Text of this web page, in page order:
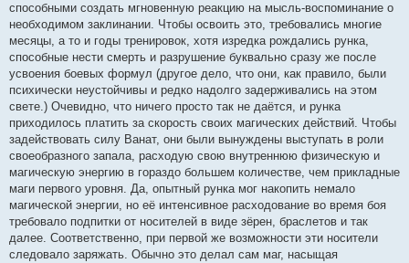
способными создать мгновенную реакцию на мысль-воспоминание о
необходимом заклинании. Чтобы освоить это, требовались многие
месяцы, а то и годы тренировок, хотя изредка рождались рунка,
способные нести смерть и разрушение буквально сразу же после
усвоения боевых формул (другое дело, что они, как правило, были
психически неустойчивы и редко надолго задерживались на этом
свете.) Очевидно, что ничего просто так не даётся, и рунка
приходилось платить за скорость своих магических действий. Чтобы
задействовать силу Ванат, они были вынуждены выступать в роли
своеобразного запала, расходую свою внутреннюю физическую и
магическую энергию в гораздо большем количестве, чем прикладные
маги первого уровня. Да, опытный рунка мог накопить немало
магической энергии, но её интенсивное расходование во время боя
требовало подпитки от носителей в виде зёрен, браслетов и так
далее. Соответственно, при первой же возможности эти носители
следовало заряжать. Обычно это делал сам маг, насыщая